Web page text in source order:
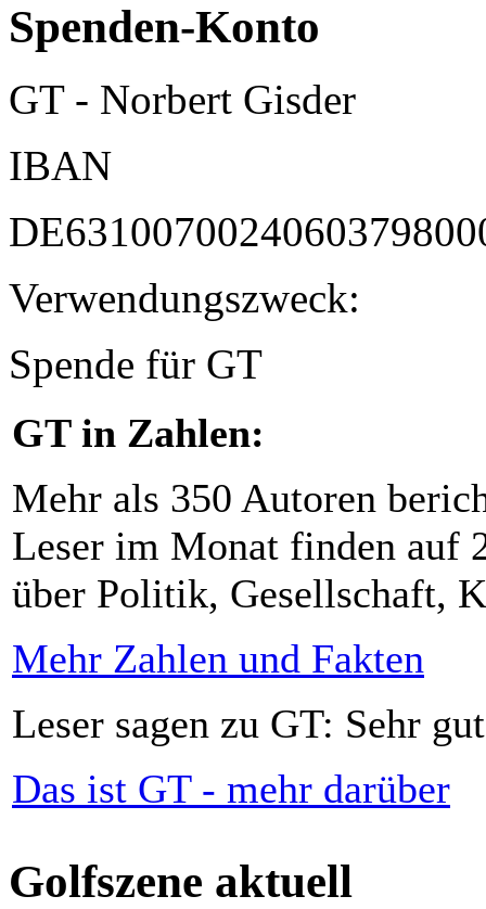
Spenden-Konto
GT - Norbert Gisder
IBAN
Verwendungszweck:
Spende für GT
GT in Zahlen:
Mehr als 350 Autoren
Leser im Monat finden auf
über Politik, Gesellschaft,
Mehr Zahlen und Fakten
Leser sagen zu GT: Sehr
Das ist GT - mehr darüber
Golfszene aktuell